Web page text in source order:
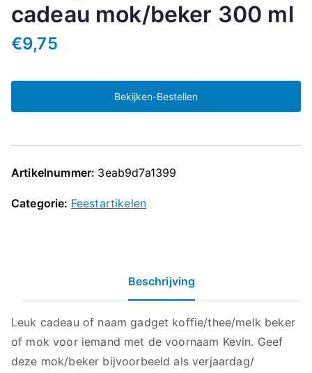
cadeau mok/beker 300 ml
€9,75
Bekijken-Bestellen
Artikelnummer: 3eab9d7a1399
Categorie: Feestartikelen
Beschrijving
Leuk cadeau of naam gadget koffie/thee/melk beker
of mok voor iemand met de voornaam Kevin. Geef
deze mok/beker bijvoorbeeld als verjaardag/